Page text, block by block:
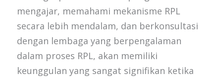
mengajar, memahami mekanisme RPL
secara lebih mendalam, dan berkonsultasi
dengan lembaga yang berpengalaman
dalam proses RPL, akan memiliki
keunggulan yang sangat signifikan ketika